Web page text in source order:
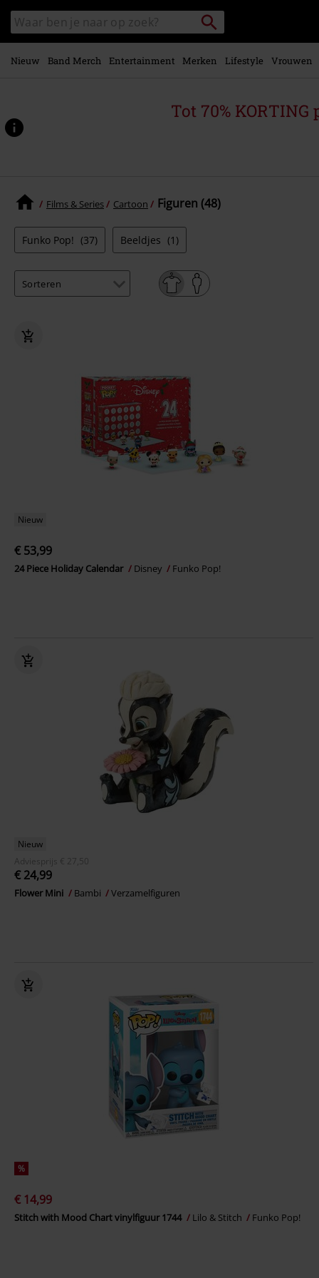
naar
hoofdinhoud
Zoek
in
catalogus
Packstation
zoeken
Nieuw Band Merch Entertainment Merken Lifestyle Vrouwen
Tot 70% KORTING
Films & Series Cartoon Figuren (48)
Funko Pop! (37) Beeldjes (1)
Nieuw
€ 53,99
24 Piece Holiday Calendar Disney Funko Pop!
Nieuw
Adviesprijs
€ 27,50
€ 24,99
Flower Mini Bambi Verzamelfiguren
%
€ 14,99
Stitch with Mood Chart vinylfiguur 1744 Lilo & Stitch Funko Pop!